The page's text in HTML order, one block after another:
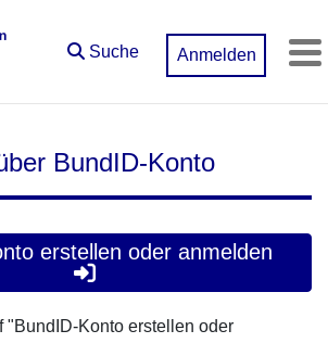
Suche Anmelden
BundID-Konto
erstellen oder anmelden
"BundID-Konto erstellen oder